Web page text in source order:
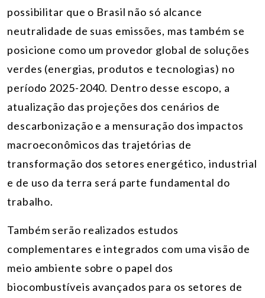
possibilitar que o Brasil não só alcance
neutralidade de suas emissões, mas também se
posicione como um provedor global de soluções
verdes (energias, produtos e tecnologias) no
período 2025-2040. Dentro desse escopo, a
atualização das projeções dos cenários de
descarbonização e a mensuração dos impactos
macroeconômicos das trajetórias de
transformação dos setores energético, industrial
e de uso da terra será parte fundamental do
trabalho.
Também serão realizados estudos
complementares e integrados com uma visão de
meio ambiente sobre o papel dos
biocombustíveis avançados para os setores de